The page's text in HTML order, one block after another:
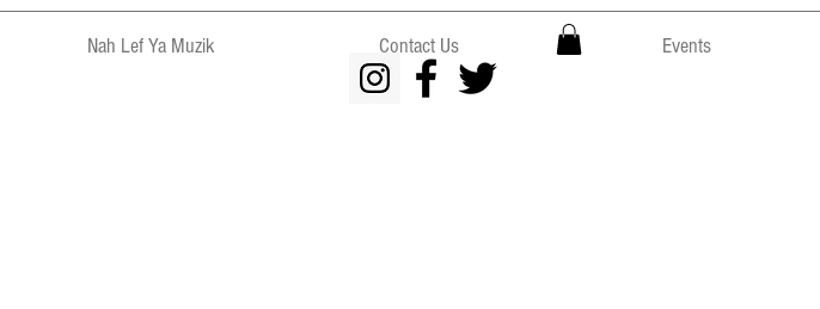
Nah Lef Ya Muzik Contact Us Events